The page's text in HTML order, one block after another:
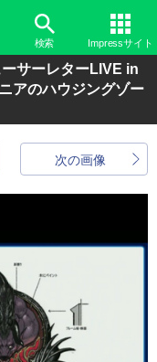
検索 Impressサイト
サーレターLIVE in
アのハウジングゾー
次の画像